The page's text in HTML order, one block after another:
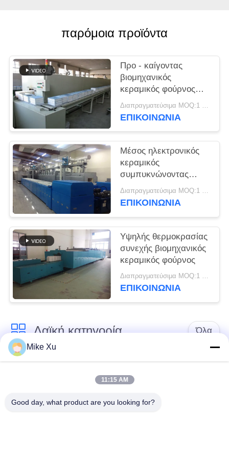
PRIVACYπαρόμοια προϊόντα
Προ - καίγοντας
βιομηχανικός
κεραμικός φούρνος
Debinding
Διαπραγματεύσιμα MOQ:1 σύνολο
ΕΠΙΚΟΙΝΩΝΙΑ
Μέσος ηλεκτρονικός
κεραμικός
συμπυκνώνοντας
φούρνος
θερμοκρασίας
Διαπραγματεύσιμα MOQ:1 σύνολο
ΕΠΙΚΟΙΝΩΝΙΑ
Υψηλής θερμοκρασίας
συνεχής βιομηχανικός
κεραμικός φούρνος
Διαπραγματεύσιμα MOQ:1 σύνολο
ΕΠΙΚΟΙΝΩΝΙΑ
Λαϊκή κατηγορία Όλα
Ηλεκτρικός
φούρνος γυαλιού
Mike Xu
11:15 AM
Good day, what product are you looking for?